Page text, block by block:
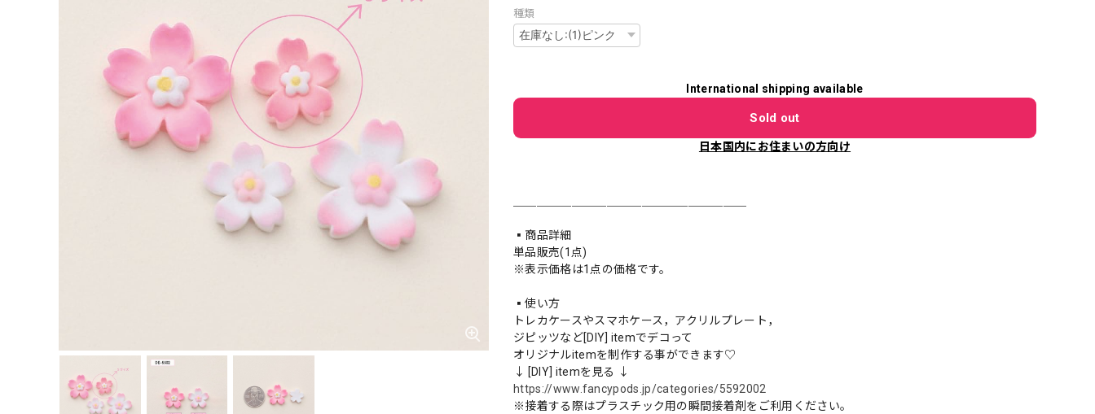
種類
International shipping available
Sold out
日本国内にお住まいの方向け
▪️商品詳細
単品販売(1点)
※表示価格は1点の価格です。
▪️使い方
トレカケースやスマホケース，アクリルプレート，
ジピッツなど[DIY] itemでデコって
オリジナルitemを制作する事ができます♡
↓ [DIY] itemを見る ↓
https://www.fancypods.jp/categories/5592002
※接着する際はプラスチック用の瞬間接着剤をご利用ください。